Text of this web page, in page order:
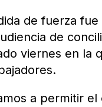
de fuerza
de
viernes en la
a permitir el